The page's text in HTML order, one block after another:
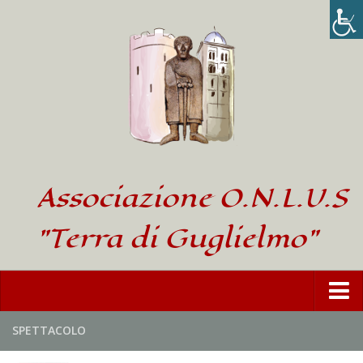
Associazione O.N.L.U.S
"Terra di Guglielmo"
Home
SPETTACOLO